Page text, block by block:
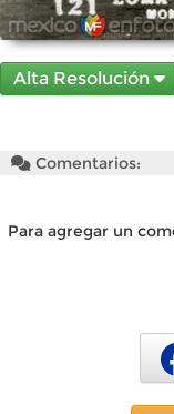
Alta Resolución
Comentarios:
Para agregar un